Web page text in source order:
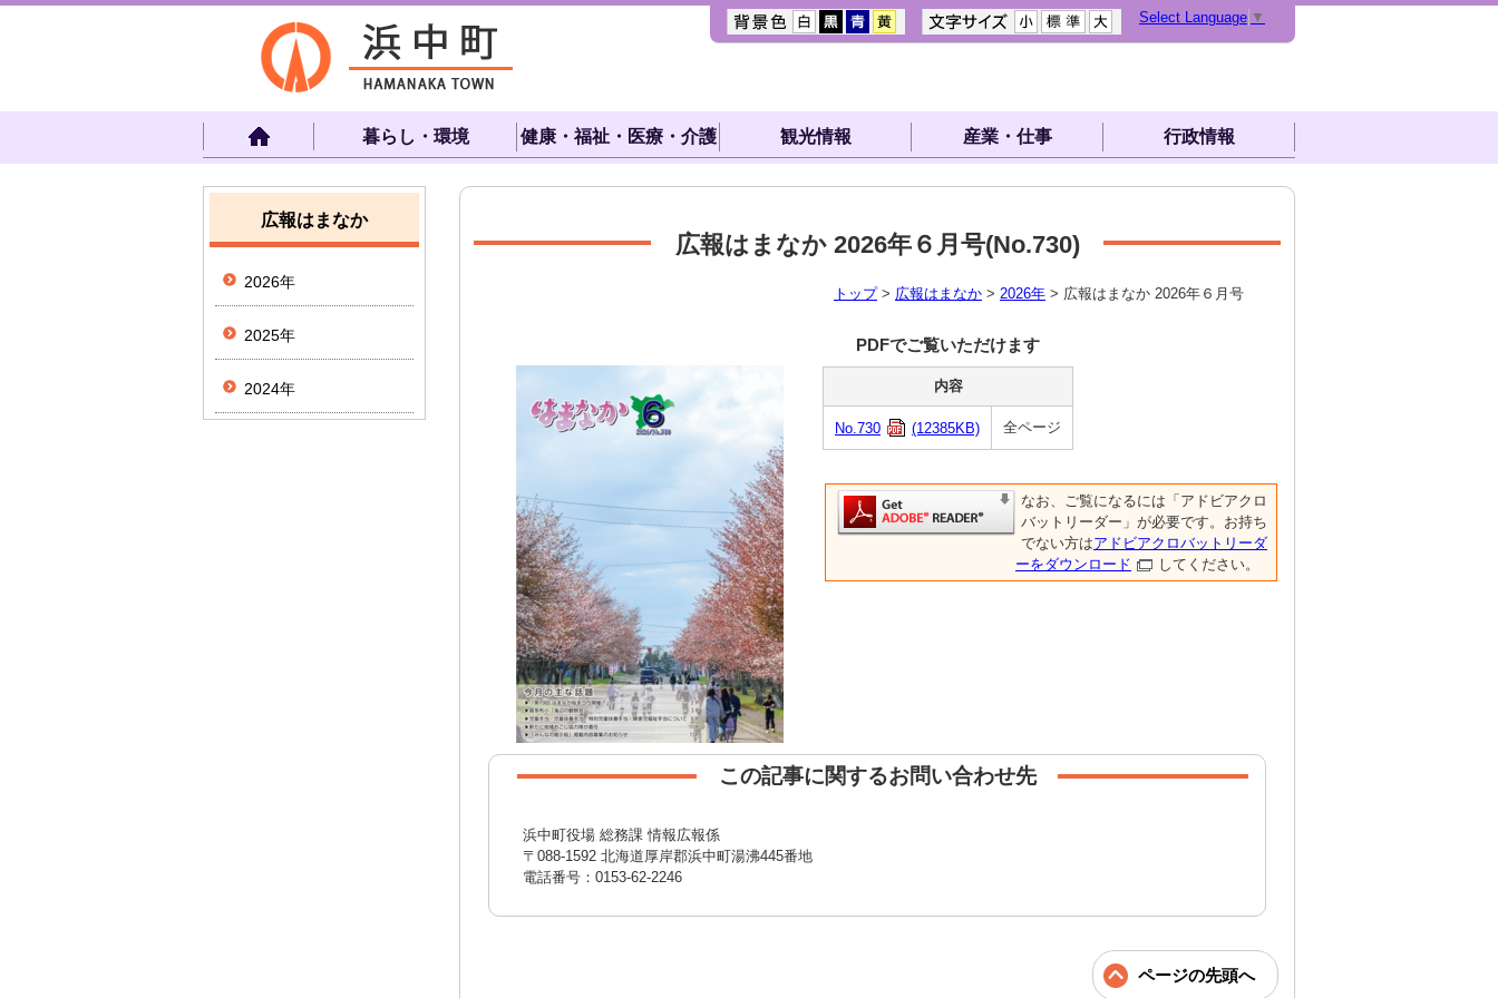
Select Language ▼
暮らし・環境 健康・福祉・医療・介護 観光情報 産業・仕事 行政情報
広報はまなか 2026年６月号(No.730)
トップ> 広報はまなか > 2026年 > 広報はまなか 2026年６月号
PDFでご覧いただけます
内容
No.730 (12385KB) 全ページ
なお、ご覧になるには「アドビアクロ
バットリーダー」が必要です。お持ち
でない方はアドビアクロバットリーダ
ーをダウンロード
してください。
この記事に関するお問い合わせ先
浜中町役場 総務課 情報広報係
〒088-1592 北海道厚岸郡浜中町湯沸445番地
電話番号：0153-62-2246
ページの先頭へ
広報はまなか
2026年
2025年
2024年